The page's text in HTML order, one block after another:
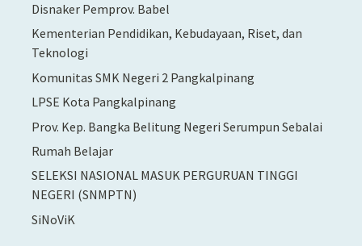
Disnaker Pemprov. Babel
Kementerian Pendidikan, Kebudayaan, Riset, dan
Teknologi
Komunitas SMK Negeri 2 Pangkalpinang
LPSE Kota Pangkalpinang
Prov. Kep. Bangka Belitung Negeri Serumpun Sebalai
Rumah Belajar
SELEKSI NASIONAL MASUK PERGURUAN TINGGI
NEGERI (SNMPTN)
SiNoViK